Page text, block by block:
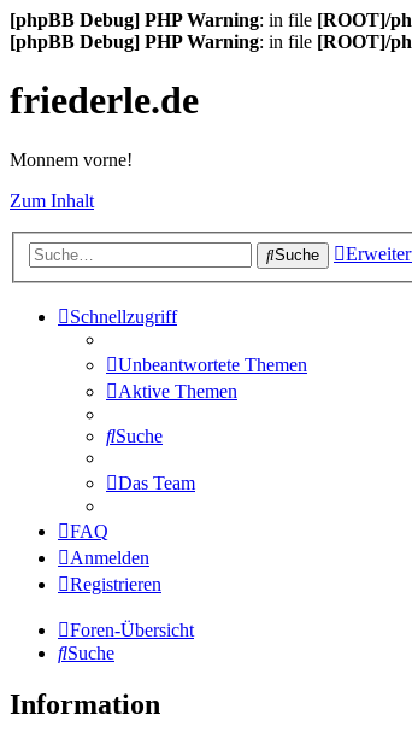
[phpBB Debug] PHP Warning: in file [ROOT]/
[phpBB Debug] PHP Warning: in file [ROOT]/
friederle.de
Monnem vorne!
Zum Inhalt
Suche
Schnellzugriff
Unbeantwortete Themen
Aktive Themen
Suche
Das Team
FAQ
Anmelden
Registrieren
Foren-Übersicht
Suche
Information